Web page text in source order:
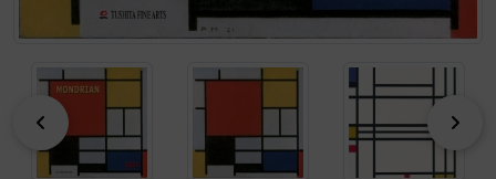
zurück